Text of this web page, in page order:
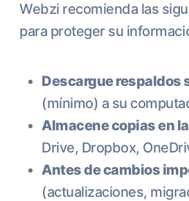
Webzi recomienda las
para proteger su
Descargue respaldos
(mínimo) a su
Almacene copias en
Drive, Dropbox,
Antes de cambios
(actualizaciones,